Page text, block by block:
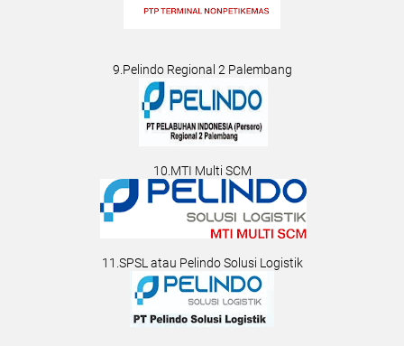
9.Pelindo Regional 2 Palembang
10.MTI Multi SCM
11.SPSL atau Pelindo Solusi Logistik